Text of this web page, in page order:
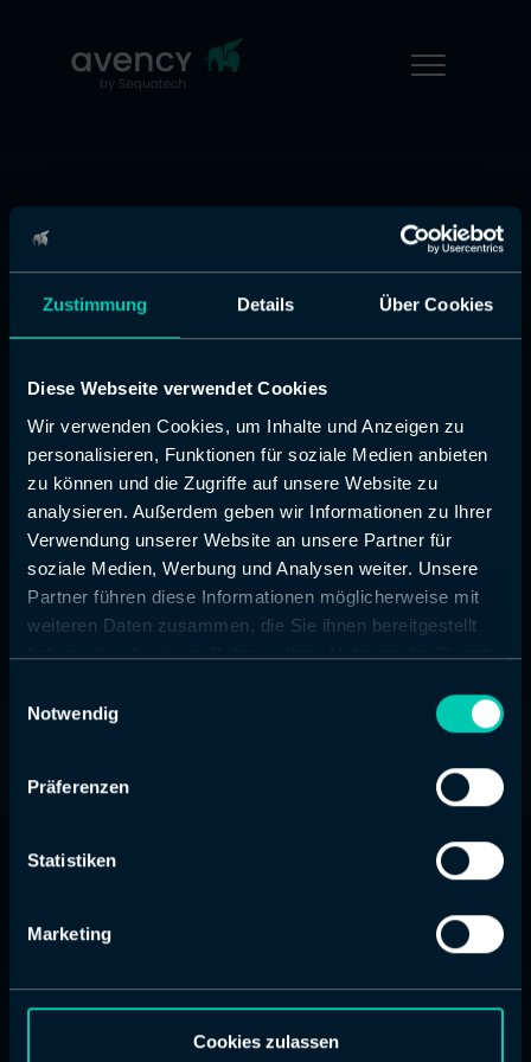
Zustimmung Details Über Cookies
Diese Webseite verwendet Cookies
Wir verwenden Cookies, um Inhalte und Anzeigen zu
personalisieren, Funktionen für soziale Medien anbieten
zu können und die Zugriffe auf unsere Website zu
analysieren. Außerdem geben wir Informationen zu Ihrer
Verwendung unserer Website an unsere Partner für
soziale Medien, Werbung und Analysen weiter. Unsere
Partner führen diese Informationen möglicherweise mit
weiteren Daten zusammen, die Sie ihnen bereitgestellt
haben oder die sie im Rahmen Ihrer Nutzung der Dienste
Notwendig
Präferenzen
Statistiken
Marketing
Cookies zulassen
Error 404
page not found
Keine Sorge, es liegt an uns.
Die von Ihnen aufgerufene Seite oder
Datei ist wohl nicht mehr vorhanden.
Zurück zum Anfang
D-48346 Ostbevern
Leistungen